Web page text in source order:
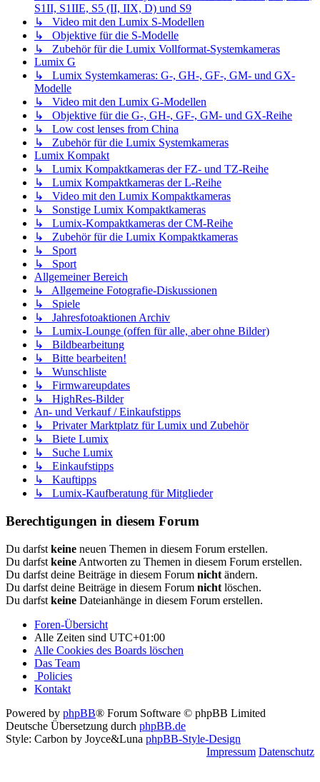
S1II, S1IIE, S5 (II, IIX, D) und S9
↳ Video mit den Lumix S-Modellen
↳ Objektive für die S-Modelle
↳ Zubehör für die Lumix Vollformat-Systemkameras
Lumix G
↳ Lumix Systemkameras: G-, GH-, GF-, GM- und GX-
Modelle
↳ Video mit den Lumix G-Modellen
↳ Objektive für die G-, GH-, GF-, GM- und GX-Reihe
↳ Low cost lenses from China
↳ Zubehör für die Lumix Systemkameras
Lumix Kompakt
↳ Lumix Kompaktkameras der FZ- und TZ-Reihe
↳ Lumix Kompaktkameras der L-Reihe
↳ Video mit den Lumix Kompaktkameras
↳ Sonstige Lumix Kompaktkameras
↳ Lumix-Kompaktkameras der CM-Reihe
↳ Zubehör für die Lumix Kompaktkameras
↳ Sport
↳ Sport
Allgemeiner Bereich
↳ Allgemeine Fotografie-Diskussionen
↳ Spiele
↳ Jahresfotoaktionen Archiv
↳ Lumix-Lounge (offen für alle, aber ohne Bilder)
↳ Bildbearbeitung
↳ Bitte bearbeiten!
↳ Wunschliste
↳ Firmwareupdates
↳ HighRes-Bilder
An- und Verkauf / Einkaufstipps
↳ Privater Marktplatz für Lumix und Zubehör
↳ Biete Lumix
↳ Suche Lumix
↳ Einkaufstipps
↳ Kauftipps
↳ Lumix-Kaufberatung für Mitglieder
Berechtigungen in diesem Forum
Du darfst keine neuen Themen in diesem Forum erstellen.
Du darfst keine Antworten zu Themen in diesem Forum erstellen.
Du darfst deine Beiträge in diesem Forum nicht ändern.
Du darfst deine Beiträge in diesem Forum nicht löschen.
Du darfst keine Dateianhänge in diesem Forum erstellen.
Foren-Übersicht
Alle Zeiten sind UTC+01:00
Alle Cookies des Boards löschen
Das Team
Policies
Kontakt
Powered by phpBB® Forum Software © phpBB Limited
Deutsche Übersetzung durch phpBB.de
Style: Carbon by Joyce&Luna phpBB-Style-Design
Impressum Datenschutz